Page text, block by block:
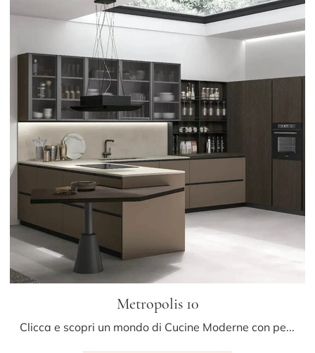
Metropolis 10
Clicca e scopri un mondo di Cucine Moderne con penisola: la cucina Metropolis 10 Stosa in Pet ti aspetta!